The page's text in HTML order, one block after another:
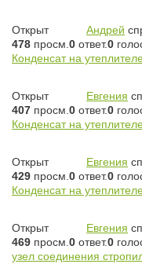
Открыт Андрей
478 просм.0 ответ.0
Конденсат на
Открыт Евгения
407 просм.0 ответ.0
Конденсат на
Открыт Евгения
429 просм.0 ответ.0
Конденсат на
Открыт Евгения
469 просм.0 ответ.0
узел соединения